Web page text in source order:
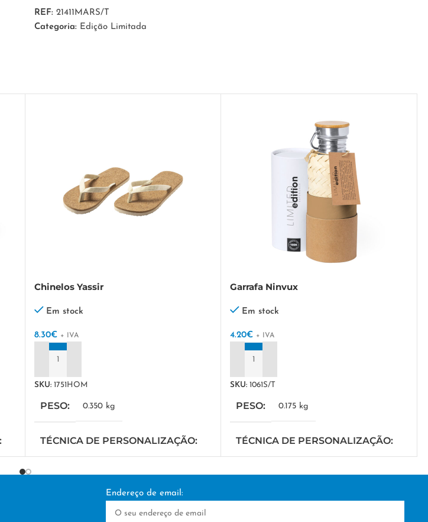
REF: 21411MARS/T
Categoria: Edição Limitada
Chinelos Yassir
Em stock
8.30€ + IVA
ADICIONAR
SKU: 1751HOM
PESO 0.350 kg
TÉCNICA DE PERSONALIZAÇÃO
Garrafa Ninvux
Em stock
4.20€ + IVA
ADICIONAR
SKU: 1061S/T
PESO 0.175 kg
TÉCNICA DE PERSONALIZAÇÃO
Endereço de email: